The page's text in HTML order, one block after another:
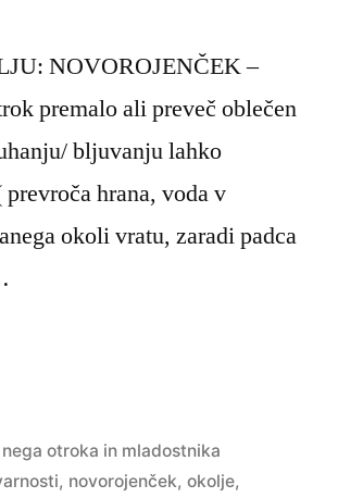
NOVOROJENČEK –
premalo ali preveč oblečen
bljuvanju lahko
hrana, voda v
okoli vratu, zaradi padca
otroka in mladostnika
, novorojenček,okolje,